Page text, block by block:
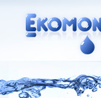
Vodní zdroje